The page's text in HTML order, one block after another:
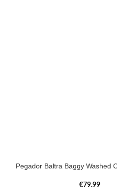
Pegador Baltra Baggy Washed
€79.99